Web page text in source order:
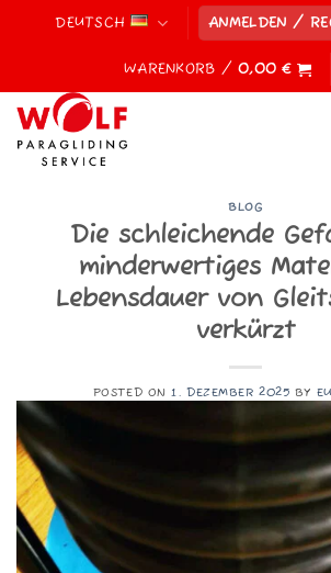
DEUTSCH ANMELDEN /
WARENKORB /0,00€
BLOG
Die schleichende
minderwertiges
Lebensdauer von
verkürzt
POSTED ON1. DEZEMBER 2025 BY